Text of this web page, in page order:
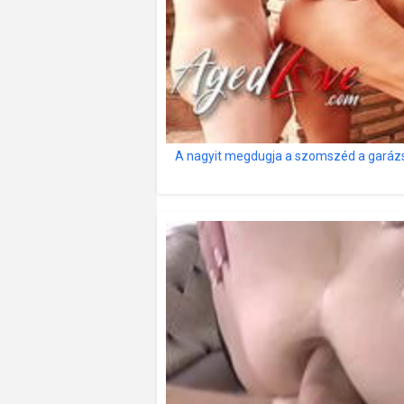
A nagyit megdugja a szomszéd a